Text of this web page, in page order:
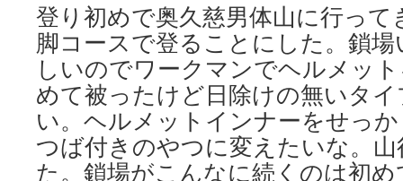
登り初めで奥久慈男体山に行って
脚コースで登ることにした。鎖
しいのでワークマンでヘルメッ
めて被ったけど日除けの無いタ
い。ヘルメットインナーをせっ
つば付きのやつに変えたいな。
た。鎖場がこんなに続くのは初